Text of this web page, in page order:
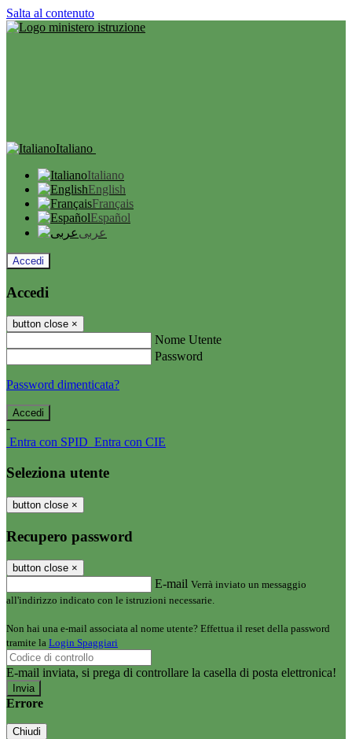
Salta al contenuto
Italiano
Italiano
English
Français
Español
عربى
Accedi
Accedi
button close ×
Nome Utente
Password
Password dimenticata?
-
Entra con SPID Entra con CIE
Seleziona utente
button close ×
Recupero password
button close ×
E-mail Verrà inviato un messaggio
all'indirizzo indicato con le istruzioni necessarie.
Non hai una e-mail associata al nome utente? Effettua il reset della password
tramite la Login Spaggiari
E-mail inviata, si prega di controllare la casella di posta elettronica!
Errore
Chiudi